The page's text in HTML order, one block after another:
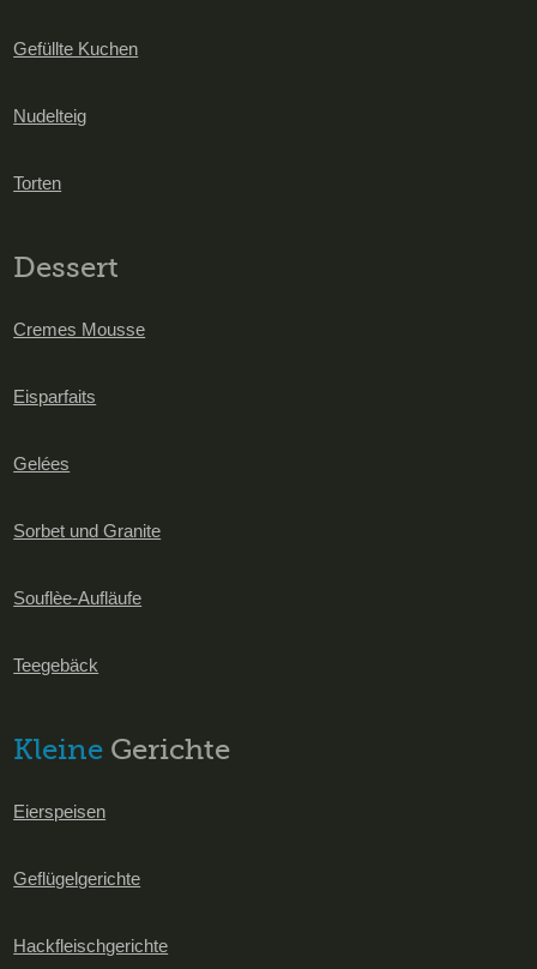
Gefüllte Kuchen
Nudelteig
Torten
Dessert
Cremes Mousse
Eisparfaits
Gelées
Sorbet und Granite
Souflèe-Aufläufe
Teegebäck
Kleine Gerichte
Eierspeisen
Geflügelgerichte
Hackfleischgerichte